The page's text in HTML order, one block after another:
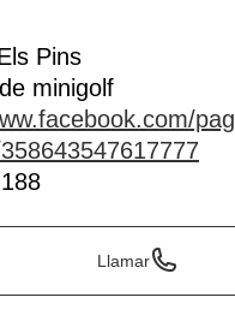
Pins
minigolf
Llamar